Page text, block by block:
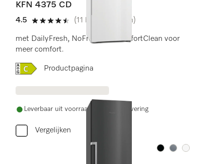
KFN 4375 CD
4.5
4.5 sterren van de 5
(11 beoordelingen)
met DailyFresh, NoFrost em ComfortClean voor
meer comfort.
Online Label Flag, Energielabel
Productpagina
Leverbaar uit voorraad met gratis levering
Vergelijken
Kleur:Kleur:Kleur: